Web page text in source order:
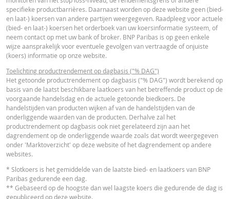
WAARDEN
WAARDEN
Referentiekoers 88,550
-
Financieringsniveau
31,84
-
Stop loss-niveau
Hefboom
1,56
Waarde belegging
(EUR)
56,71 -
Turbo (EUR) 56,71
Disclaimer
actuele of toekomstige handelskoersen weer. De calculator gaat uit van een
gelijkblijvend financieringskostenpercentage terwijl dit percentage in
werkelijkheid doorlopend kan veranderen. De rendementen van producten
Nederlands (Nederland) PDF
ESSENTIËLE BELEGGERSINFORMATIEDOCUMENTATIE
Essentiële
Beleggersinformatiedocument (NL)
PDF
RECENTE KOERSINFORMATIE
Latest Product Quotes
specifieke productbarrières. Daarnaast worden op deze website geen (bied-
en laat-) koersen van andere partijen weergegeven. Raadpleeg voor actuele
(bied- en laat-) koersen het orderboek van uw koersinformatie systeem, of
neem contact op met uw bank of broker. BNP Paribas is op geen enkele
wijze aansprakelijk voor eventuele gevolgen van vertraagde of onjuiste
(koers) informatie op onze website.
Toelichting productrendement op dagbasis ("% DAG")
Het getoonde productrendement op dagbasis ("% DAG") wordt berekend op
basis van de laatst beschikbare laatkoers van het betreffende product op de
voorgaande handelsdag en de actuele getoonde biedkoers. De
handelstijden van producten wijken af van de handelstijden van de
onderliggende waarden van de producten. Derhalve zal het
productrendement op dagbasis ook niet gerelateerd zijn aan het
dagrendement op de onderliggende waarde zoals dat wordt weergegeven
onder 'Marktoverzicht' op deze website of het dagrendement op andere
websites.
* Slotkoers is het gemiddelde van de laatste bied- en laatkoers van BNP
Paribas gedurende een dag.
** Gebaseerd op de hoogste dan wel laagste koers die gedurende de dag is
gepubliceerd op deze website.